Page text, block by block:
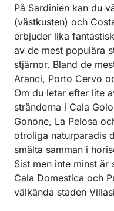
På Sardinien kan du
(västkusten) och
erbjuder lika
av de mest populära
stjärnor. Bland de
Aranci, Porto Cervo
Om du letar efter lite
stränderna i Cala
Gonone, La Pelosa
otroliga naturparadis
smälta samman i
Sist men inte minst
Cala Domestica och
välkända staden